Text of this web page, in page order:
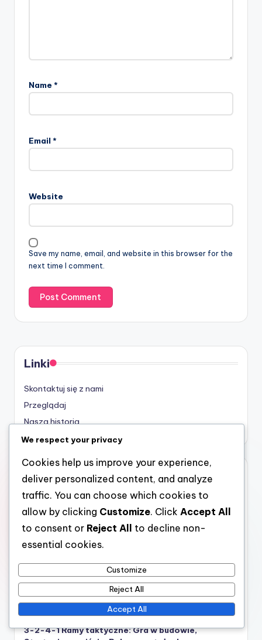
Name *
Email *
Website
Save my name, email, and website in this browser for the
next time I comment.
Linki
Skontaktuj się z nami
Przeglądaj
Nasza historia
Najnowsze wpisy
3-2-4-1 Taktyka: Zarządzanie posiadaniem,
Tworzenie szans, Solidność defensywna
Formacja 3-2-4-1: Rola szerokości, Dominacja w
środku, Gra w przejściu
3-2-4-1 Wnioski taktyczne: Interakcje graczy,
Wzorce ruchu, Fazy gry
3-2-4-1 Role taktyczne: Obowiązki bramkarza,
Odpowiedzialności defensywne, Ruchy ofensywne
3-2-4-1 Ramy taktyczne: Gra w budowie,
We respect your privacy
Cookies help us improve your experience,
deliver personalized content, and analyze
traffic. You can choose which cookies to
allow by clicking Customize. Click Accept All
to consent or Reject All
to decline non-
essential cookies.
Customize
Reject All
Accept All